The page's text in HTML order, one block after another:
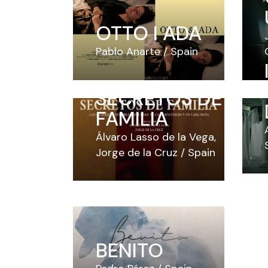
OTTO I ADA
Pablo Anarte Spain
SECRETOS DE
FAMILIA
Álvaro Lasso de la Vega
Jorge de la Cruz
Spain
BENITO